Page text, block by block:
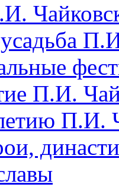
П.И.
П.И.